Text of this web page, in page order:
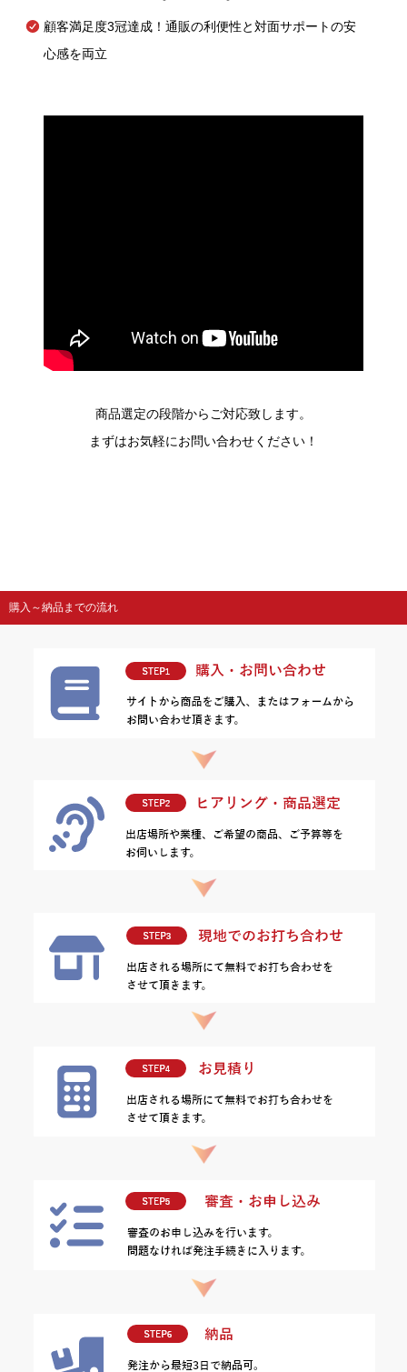
顧客満足度3冠達成！通販の利便性と対面サポートの安
心感を両立
商品選定の段階からご対応致します。
まずはお気軽にお問い合わせください！
購入～納品までの流れ